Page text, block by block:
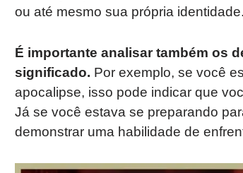
ou até mesmo sua própria identidade.
É importante analisar também os
significado. Por exemplo, se você
apocalipse, isso pode indicar que
Já se você estava se preparando
demonstrar uma habilidade de